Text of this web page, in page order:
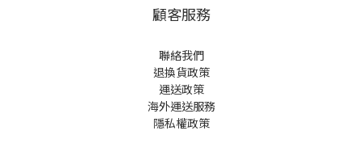
顧客服務
聯絡我們
退換貨政策
運送政策
海外運送服務
隱私權政策